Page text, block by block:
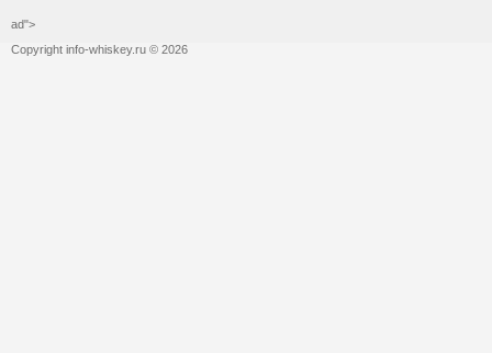
ad">
Copyright info-whiskey.ru © 2026